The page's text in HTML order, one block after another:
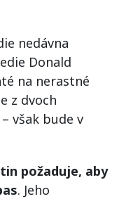
nedávna
Donald
na nerastné
z dvoch
však bude v
požaduje, aby
. Jeho